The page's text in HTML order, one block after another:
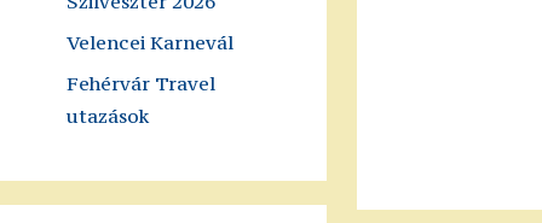
Velencei Karnevál
Fehérvár Travel
utazások